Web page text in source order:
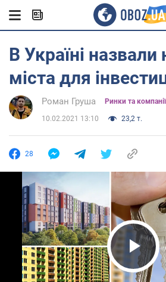
В Україні
міста для
Роман Груша Ринки та компанії
10.02.2021 13:10 23,2 т.
28
Play